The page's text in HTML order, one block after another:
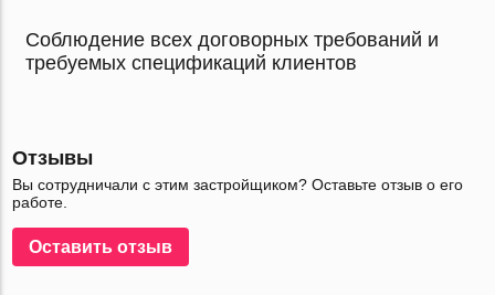
Соблюдение всех договорных требований и
требуемых спецификаций клиентов
Отзывы
Вы сотрудничали с этим застройщиком? Оставьте отзыв о его
работе.
Оставить отзыв